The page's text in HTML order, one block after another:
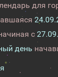
для
с
день